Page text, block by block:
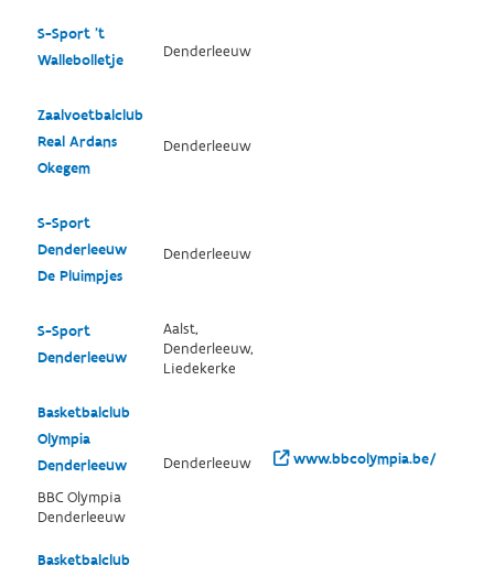
S-Sport 't
Wallebolletje
Denderleeuw
Zaalvoetbalclub
Real Ardans
Okegem
Denderleeuw
S-Sport
Denderleeuw
De Pluimpjes
Denderleeuw
S-Sport
Denderleeuw
Aalst,
Denderleeuw,
Liedekerke
Basketbalclub
Olympia
Denderleeuw
BBC Olympia
Denderleeuw
Denderleeuw www.bbcolympia.be/
Basketbalclub